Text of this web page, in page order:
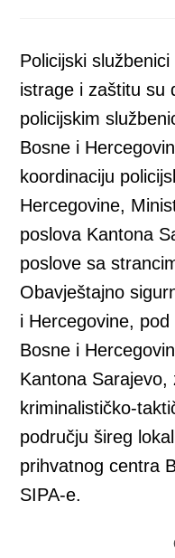
Policijski
istrage i zaštitu su
policijskim
Bosne i
koordinaciju
Hercegovine,
poslova Kantona
poslove sa
Obavještajno
i Hercegovine,
Bosne i
Kantona Sarajevo,
kriminalističko-
području šireg
prihvatnog centra
SIPA-e.